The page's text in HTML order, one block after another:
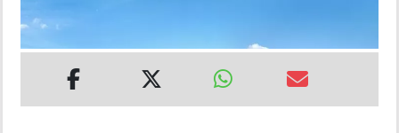
IMPRESO